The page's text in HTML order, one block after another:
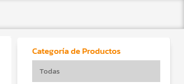
Categoría de Productos
Todas